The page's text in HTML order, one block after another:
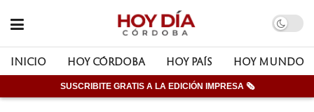
INICIO HOY CÓRDOBA HOY PAÍS HOY MUNDO
SUSCRIBITE GRATIS A LA EDICIÓN IMPRESA 🗞